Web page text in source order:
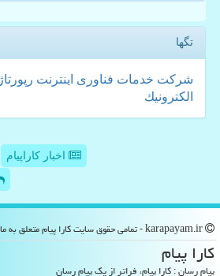
تگها
شركت خدمات فناوری اینترنت رپورتاژ
الكترونیك
اخبار کاراپیام
كارا پیام
پیام رسان : کارا پیام، فراتر از یک پیام رسان